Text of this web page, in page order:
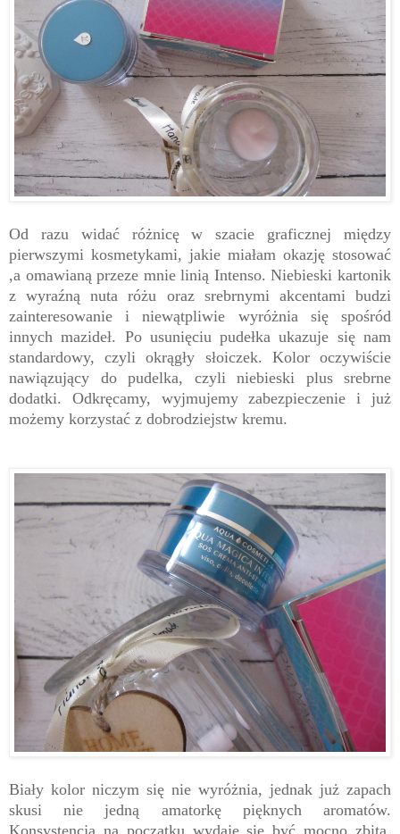
Od razu widać różnicę w szacie graficznej między
pierwszymi kosmetykami, jakie miałam okazję stosować
,a omawianą przeze mnie linią Intenso. Niebieski kartonik
z wyraźną nuta różu oraz srebrnymi akcentami budzi
zainteresowanie i niewątpliwie wyróżnia się spośród
innych mazideł. Po usunięciu pudełka ukazuje się nam
standardowy, czyli okrągły słoiczek. Kolor oczywiście
nawiązujący do pudelka, czyli niebieski plus srebrne
dodatki. Odkręcamy, wyjmujemy zabezpieczenie i już
możemy korzystać z dobrodziejstw kremu.
Biały kolor niczym się nie wyróżnia, jednak już zapach
skusi nie jedną amatorkę pięknych aromatów.
Konsystencja na początku wydaje się być mocno zbita.